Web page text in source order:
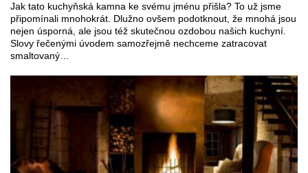
Jak tato kuchyňská kamna ke svému jménu přišla? To už jsme
připomínali mnohokrát. Dlužno ovšem podotknout, že mnohá jsou
nejen úsporná, ale jsou též skutečnou ozdobou našich kuchyní.
Slovy řečenými úvodem samozřejmě nechceme zatracovat
smaltovaný…